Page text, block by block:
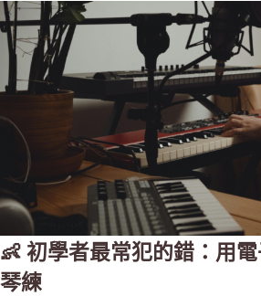
👶 初學者最常犯的錯：用
琴練